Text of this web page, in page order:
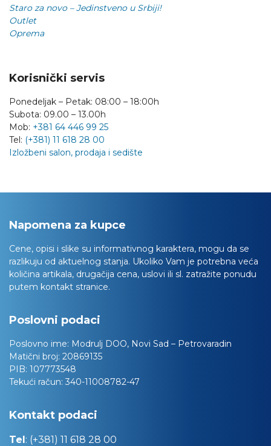
Staro za novo – Jedinstveno u Srbiji!
Outlet
Oprema
Korisnički servis
Ponedeljak – Petak: 08:00 – 18:00h
Subota: 09.00 – 13.00h
Mob: +381 64 446 99 25
Tel: (+381) 11 618 28 00
Izložbeni salon, prodaja i sedište
Napomena za kupce
Cene, opisi i slike su informativnog karaktera, mogu da se
razlikuju od aktuelnog stanja. Ukoliko Vam je potrebna veća
količina artikala, drugačija cena, uslovi ili sl. zatražite ponudu
putem kontakt stranice.
Poslovni podaci
Poslovno ime: Modrulj DOO, Novi Sad – Petrovaradin
Matični broj: 20869135
PIB: 107773548
Tekući račun: 340-11008782-47
Kontakt podaci
Tel: (+381) 11 618 28 00